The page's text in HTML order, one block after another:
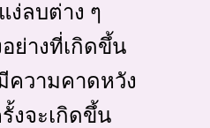
ง่ลบต่าง ๆ
ย่างที่เกิดขึ้น
วามคาดหวัง
งจะเกิดขึ้น